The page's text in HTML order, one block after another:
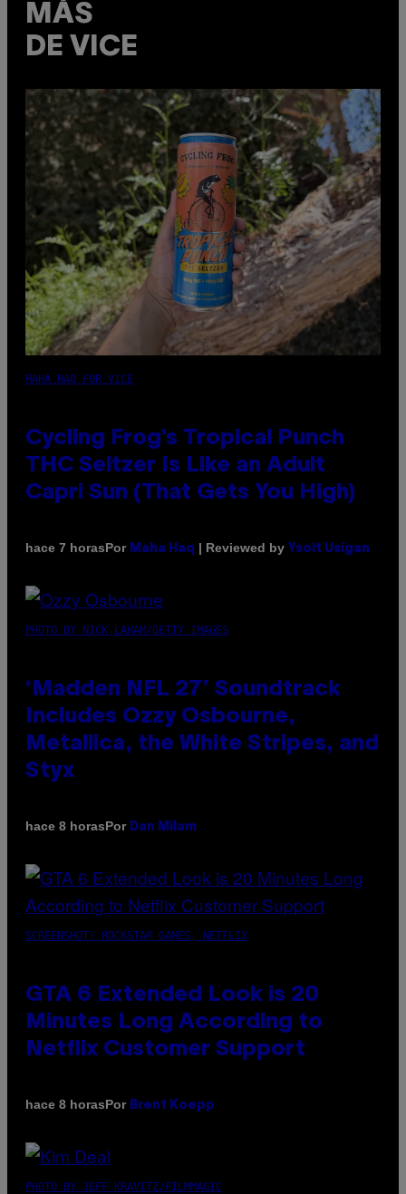
MÁS
DE VICE
MAHA HAQ FOR VICE
Cycling Frog’s Tropical Punch
THC Seltzer Is Like an Adult
Capri Sun (That Gets You High)
hace 7 horasPor Maha Haq | Reviewed by Ysolt Usigan
PHOTO BY NICK LAHAM/GETTY IMAGES
‘Madden NFL 27’ Soundtrack
Includes Ozzy Osbourne,
Metallica, the White Stripes, and
Styx
hace 8 horasPor Dan Milam
SCREENSHOT: ROCKSTAR GAMES, NETFLIX
GTA 6 Extended Look is 20
Minutes Long According to
Netflix Customer Support
hace 8 horasPor Brent Koepp
PHOTO BY JEFF KRAVITZ/FILMMAGIC